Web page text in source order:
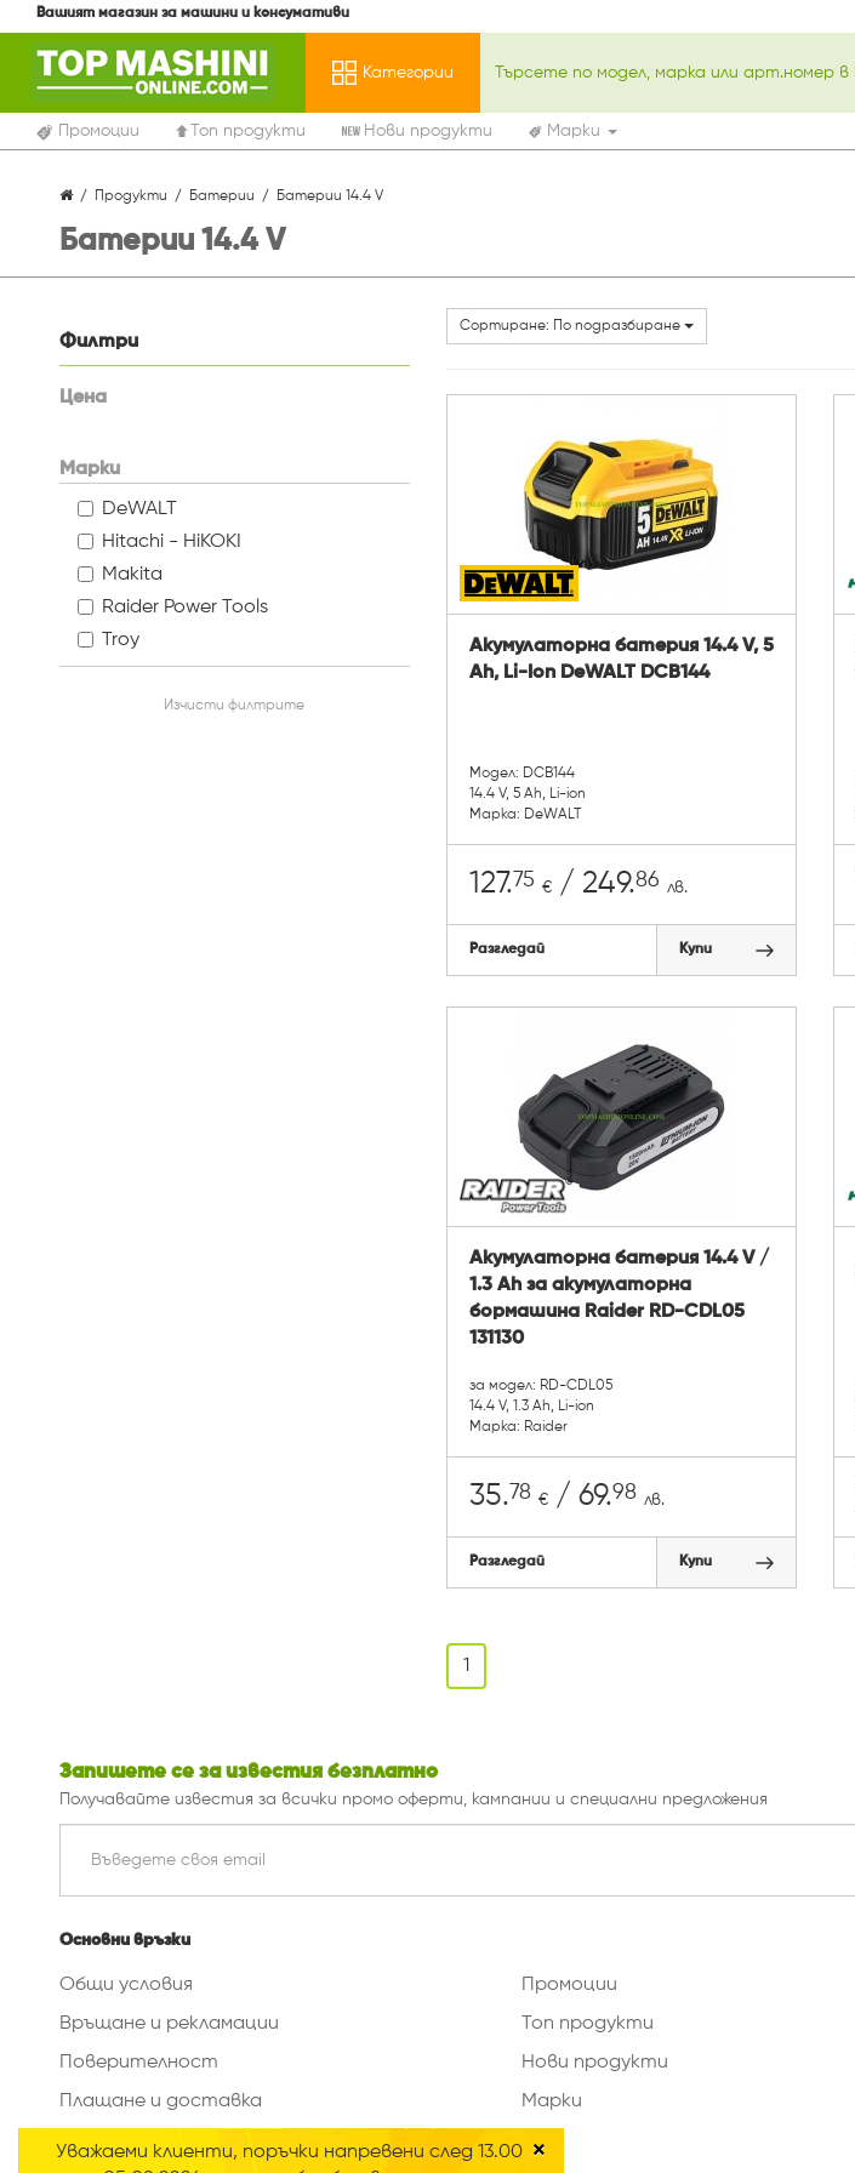
×
Уважаеми клиенти, поръчки напревени след 13.00
Вашият магазин за машини и консумативи
Категории
Промоции Топ продукти Нови продукти Марки
Продукти Батерии Батерии 14.4 V
Батерии 14.4 V
Филтри
Цена
Марки
DeWALT
Hitachi - HiKOKI
Makita
Raider Power Tools
Troy
Изчисти филтрите
Сортиране: По подразбиране
Акумулаторна батерия 14.4 V, 5
Ah, Li-Ion DeWALT DCB144
Модел: DCB144
14.4 V, 5 Ah, Li-ion
Марка: DeWALT
127.75 €/ 249.86 лв.
Разгледай Купи
Акумулаторна батерия 14.4 V /
1.3 Ah за акумулаторна
бормашина Raider RD-CDL05
131130
за модел: RD-CDL05
14.4 V, 1.3 Ah, Li-ion
Марка: Raider
35.78 €/ 69.98 лв.
Разгледай Купи
1
Запишете се за известия безплатно
Получавайте известия за всички промо оферти, кампании и специални предложения
Основни връзки
Общи условия
Връщане и рекламации
Поверителност
Плащане и доставка
Изтриване на данни
Промоции
Топ продукти
Нови продукти
Марки